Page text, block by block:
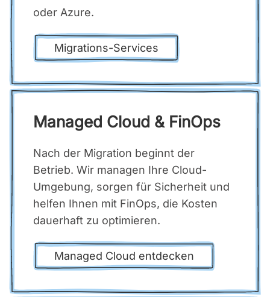
oder Azu­re.
Migra­ti­ons-Ser­vices
Mana­ged Cloud & Fin­Ops
Nach der Migra­ti­on beginnt der
Betrieb. Wir mana­gen Ihre Cloud-
Umge­bung, sor­gen für Sicher­heit und
hel­fen Ihnen mit Fin­Ops, die Kos­ten
dau­er­haft zu opti­mie­ren.
Mana­ged Cloud ent­de­cken